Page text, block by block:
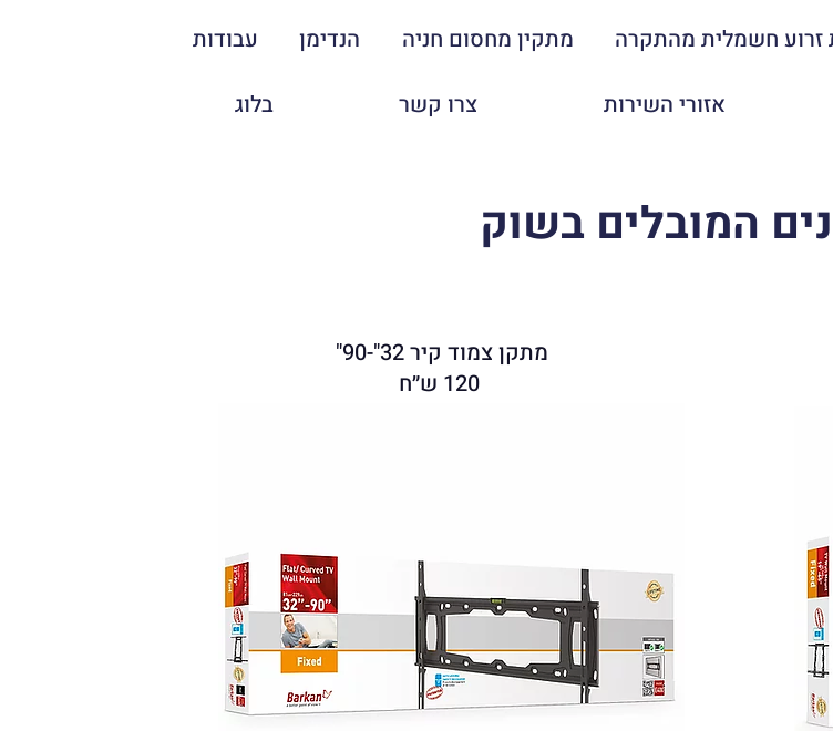
זרוע חשמלית מהתקרה מתקין מחסום חניה הנדימן עבודות
אזורי השירות צרו קשר בלוג
המובלים בשוק
מתקן צמוד קיר 32"-90"
120 ש״ח